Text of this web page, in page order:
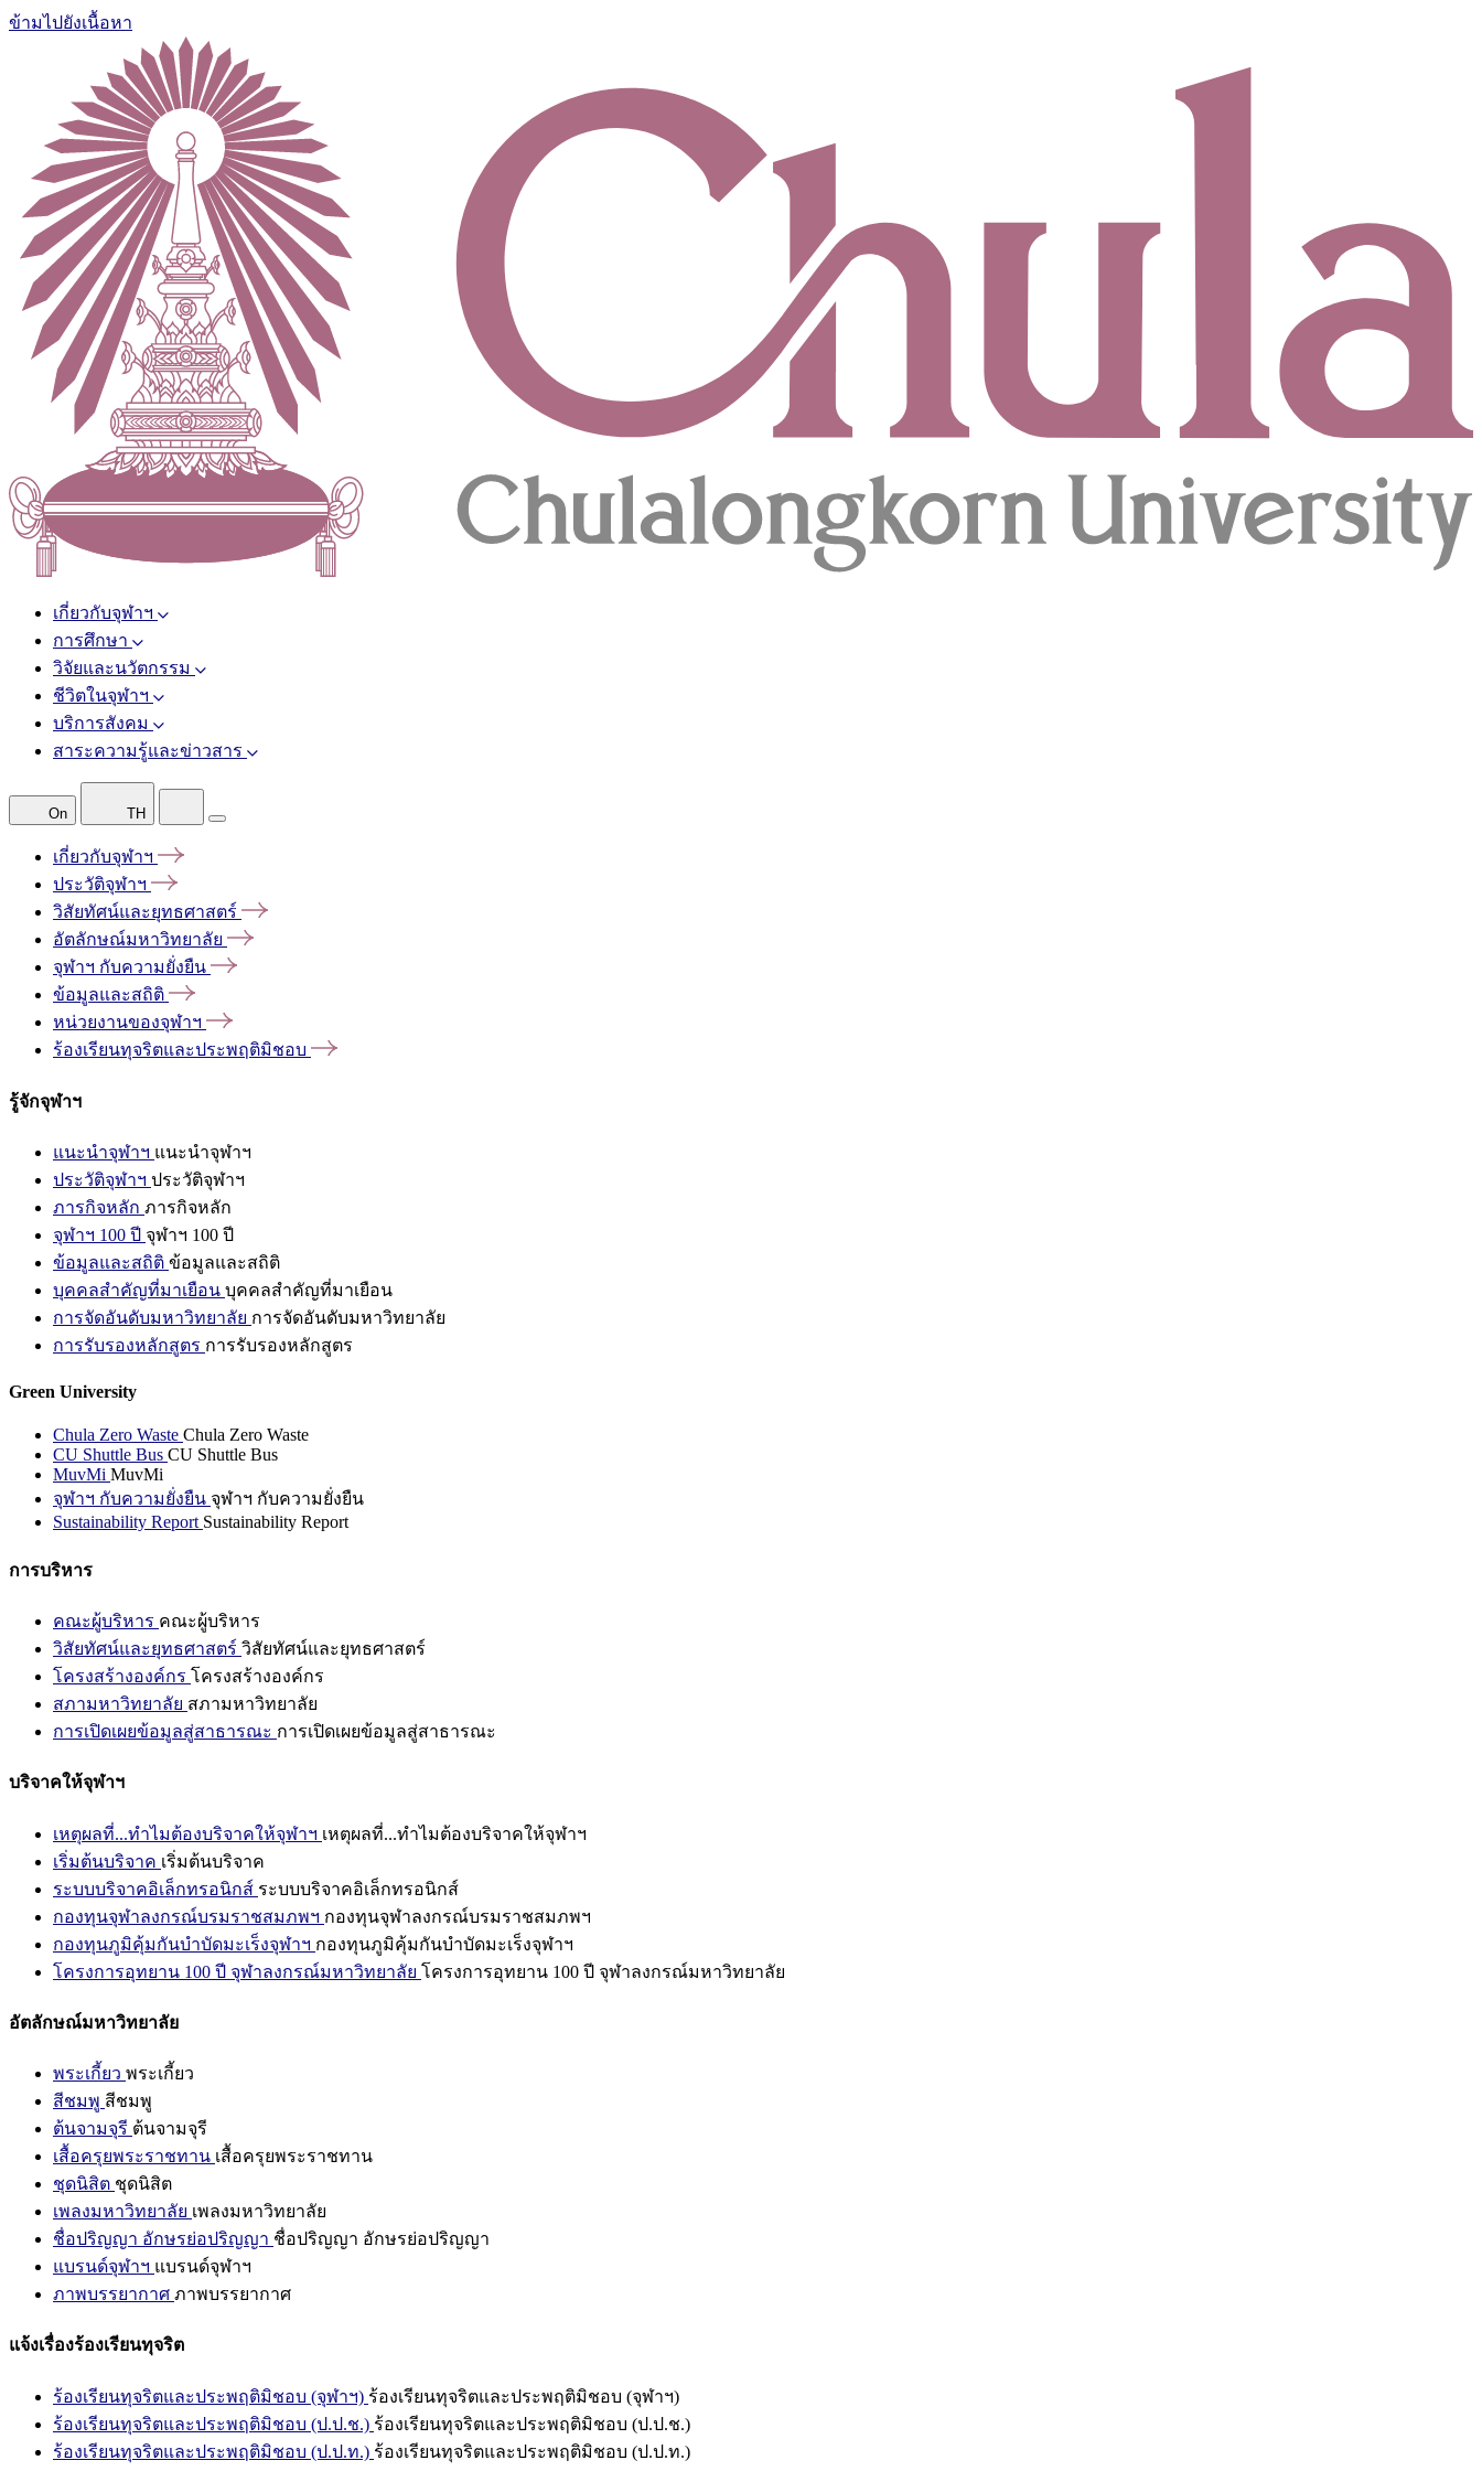
ข้ามไปยังเนื้อหา
เกี่ยวกับจุฬาฯ
การศึกษา
วิจัยและนวัตกรรม
ชีวิตในจุฬาฯ
บริการสังคม
สาระความรู้และข่าวสาร
On TH
เกี่ยวกับจุฬาฯ
ประวัติจุฬาฯ
วิสัยทัศน์และยุทธศาสตร์
อัตลักษณ์มหาวิทยาลัย
จุฬาฯ กับความยั่งยืน
ข้อมูลและสถิติ
หน่วยงานของจุฬาฯ
ร้องเรียนทุจริตและประพฤติมิชอบ
รู้จักจุฬาฯ
แนะนำจุฬาฯ แนะนำจุฬาฯ
ประวัติจุฬาฯ ประวัติจุฬาฯ
ภารกิจหลัก ภารกิจหลัก
จุฬาฯ 100 ปี จุฬาฯ 100 ปี
ข้อมูลและสถิติ ข้อมูลและสถิติ
บุคคลสำคัญที่มาเยือน บุคคลสำคัญที่มาเยือน
การจัดอันดับมหาวิทยาลัย การจัดอันดับมหาวิทยาลัย
การรับรองหลักสูตร การรับรองหลักสูตร
Green University
Chula Zero Waste Chula Zero Waste
CU Shuttle Bus CU Shuttle Bus
MuvMi MuvMi
จุฬาฯ กับความยั่งยืน จุฬาฯ กับความยั่งยืน
Sustainability Report Sustainability Report
การบริหาร
คณะผู้บริหาร คณะผู้บริหาร
วิสัยทัศน์และยุทธศาสตร์ วิสัยทัศน์และยุทธศาสตร์
โครงสร้างองค์กร โครงสร้างองค์กร
สภามหาวิทยาลัย สภามหาวิทยาลัย
การเปิดเผยข้อมูลสู่สาธารณะ การเปิดเผยข้อมูลสู่สาธารณะ
บริจาคให้จุฬาฯ
เหตุผลที่...ทำไมต้องบริจาคให้จุฬาฯ เหตุผลที่...ทำไมต้องบริจาคให้จุฬาฯ
เริ่มต้นบริจาค เริ่มต้นบริจาค
ระบบบริจาคอิเล็กทรอนิกส์ ระบบบริจาคอิเล็กทรอนิกส์
กองทุนจุฬาลงกรณ์บรมราชสมภพฯ กองทุนจุฬาลงกรณ์บรมราชสมภพฯ
กองทุนภูมิคุ้มกันบำบัดมะเร็งจุฬาฯ กองทุนภูมิคุ้มกันบำบัดมะเร็งจุฬาฯ
โครงการอุทยาน 100 ปี จุฬาลงกรณ์มหาวิทยาลัย โครงการอุทยาน 100 ปี จุฬาลงกรณ์มหาวิทยาลัย
อัตลักษณ์มหาวิทยาลัย
พระเกี้ยว พระเกี้ยว
สีชมพู สีชมพู
ต้นจามจุรี ต้นจามจุรี
เสื้อครุยพระราชทาน เสื้อครุยพระราชทาน
ชุดนิสิต ชุดนิสิต
เพลงมหาวิทยาลัย เพลงมหาวิทยาลัย
ชื่อปริญญา อักษรย่อปริญญา ชื่อปริญญา อักษรย่อปริญญา
แบรนด์จุฬาฯ แบรนด์จุฬาฯ
ภาพบรรยากาศ ภาพบรรยากาศ
แจ้งเรื่องร้องเรียนทุจริต
ร้องเรียนทุจริตและประพฤติมิชอบ (จุฬาฯ) ร้องเรียนทุจริตและประพฤติมิชอบ (จุฬาฯ)
ร้องเรียนทุจริตและประพฤติมิชอบ (ป.ป.ช.) ร้องเรียนทุจริตและประพฤติมิชอบ (ป.ป.ช.)
ร้องเรียนทุจริตและประพฤติมิชอบ (ป.ป.ท.) ร้องเรียนทุจริตและประพฤติมิชอบ (ป.ป.ท.)